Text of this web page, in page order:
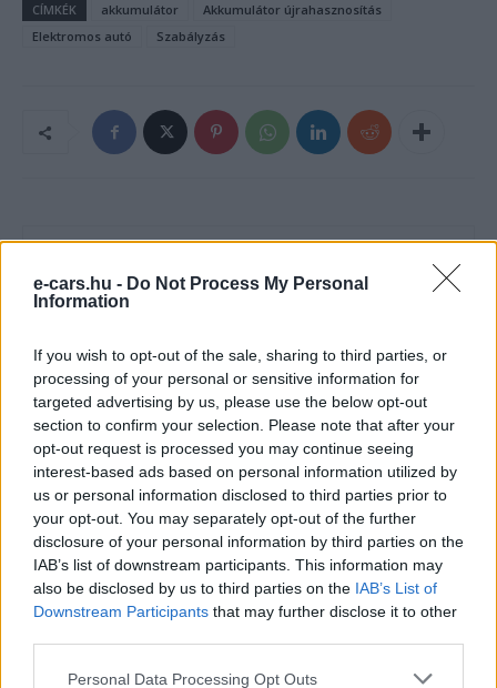
e-cars.hu - Do Not Process My Personal
Information
If you wish to opt-out of the sale, sharing to third parties, or
processing of your personal or sensitive information for
targeted advertising by us, please use the below opt-out
section to confirm your selection. Please note that after your
opt-out request is processed you may continue seeing
interest-based ads based on personal information utilized by
us or personal information disclosed to third parties prior to
your opt-out. You may separately opt-out of the further
disclosure of your personal information by third parties on the
IAB’s list of downstream participants. This information may
also be disclosed by us to third parties on the IAB’s List of
Downstream Participants that may further disclose it to other
Personal Data Processing Opt Outs
CÍMKÉK akkumulátor
Akkumulátor újrahasznosítás
Elektromos autó
Szabályzás
Kovács Kata
http://e-cars.hu
Szeretem az elektromos autókat és a modern technológiát!
KAPCSOLÓDÓ CIKKEK TÖBB A SZERZŐTŐL
Dánia utolérte Norvégiát: már náluk is